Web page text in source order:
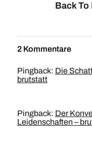
Back
2 Kommentare
Pingback: Die
brutstatt
Pingback: Der
Leidenschaften –